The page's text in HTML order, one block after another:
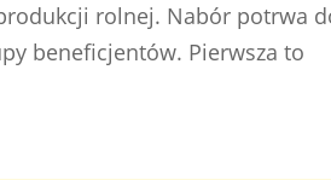
rolnej. Nabór potrwa
beneficjentów. Pierwsza to